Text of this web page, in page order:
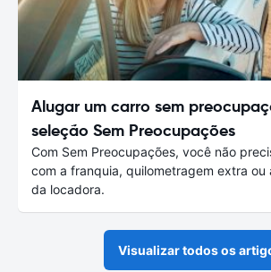
Alugar um carro sem
seleção Sem Preocupações
Com Sem Preocupações, você não
com a franquia, quilometragem extra ou
da locadora.
Visualizar todos os